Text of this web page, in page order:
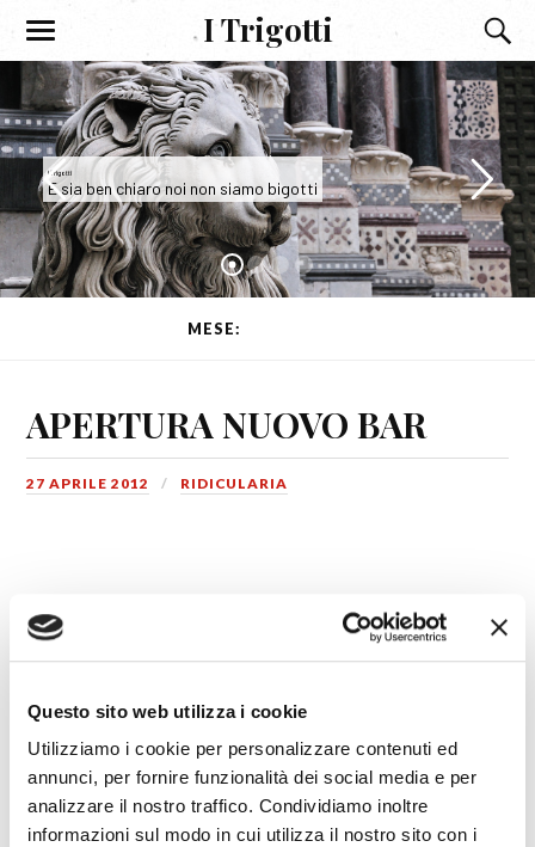
Questo sito web utilizza i cookie
Utilizziamo i cookie per personalizzare contenuti ed
annunci, per fornire funzionalità dei social media e per
analizzare il nostro traffico. Condividiamo inoltre
informazioni sul modo in cui utilizza il nostro sito con i
I Trigotti
I Trigotti
E sia ben chiaro noi non siamo bigotti
MESE:
APERTURA NUOVO BAR
27 APRILE 2012 RIDICULARIA
Panino “Tempi grami”:
due fettine di pane stantio con lo scontrino in mezzo.
Cocktail Monti:
acqua sporca, colorante, spruzzo di fiele, agitato non
mescolato.